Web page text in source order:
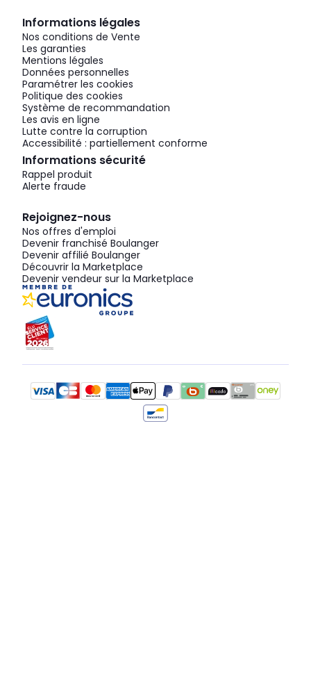
Informations légales
Nos conditions de Vente
Les garanties
Mentions légales
Données personnelles
Paramétrer les cookies
Politique des cookies
Système de recommandation
Les avis en ligne
Lutte contre la corruption
Accessibilité : partiellement conforme
Informations sécurité
Rappel produit
Alerte fraude
Rejoignez-nous
Nos offres d'emploi
Devenir franchisé Boulanger
Devenir affilié Boulanger
Découvrir la Marketplace
Devenir vendeur sur la Marketplace